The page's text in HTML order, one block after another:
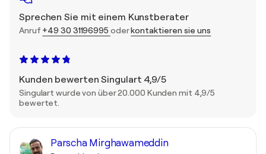
Sprechen Sie mit einem Kunstberater
Anruf +49 30 31196995 oderkontaktieren sie uns
Kunden bewerten Singulart 4,9/5
Singulart wurde von über 20.000 Kunden mit 4,9/5
bewertet.
Parscha Mirghawameddin